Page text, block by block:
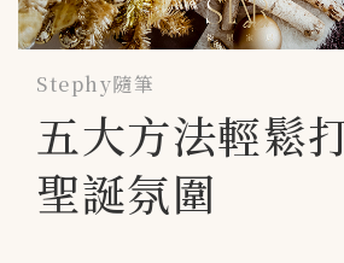
商空 Commercial
媒體報導 PRESS
聯絡我們
Stephy隨筆
五大方法輕鬆
聖誕氛圍